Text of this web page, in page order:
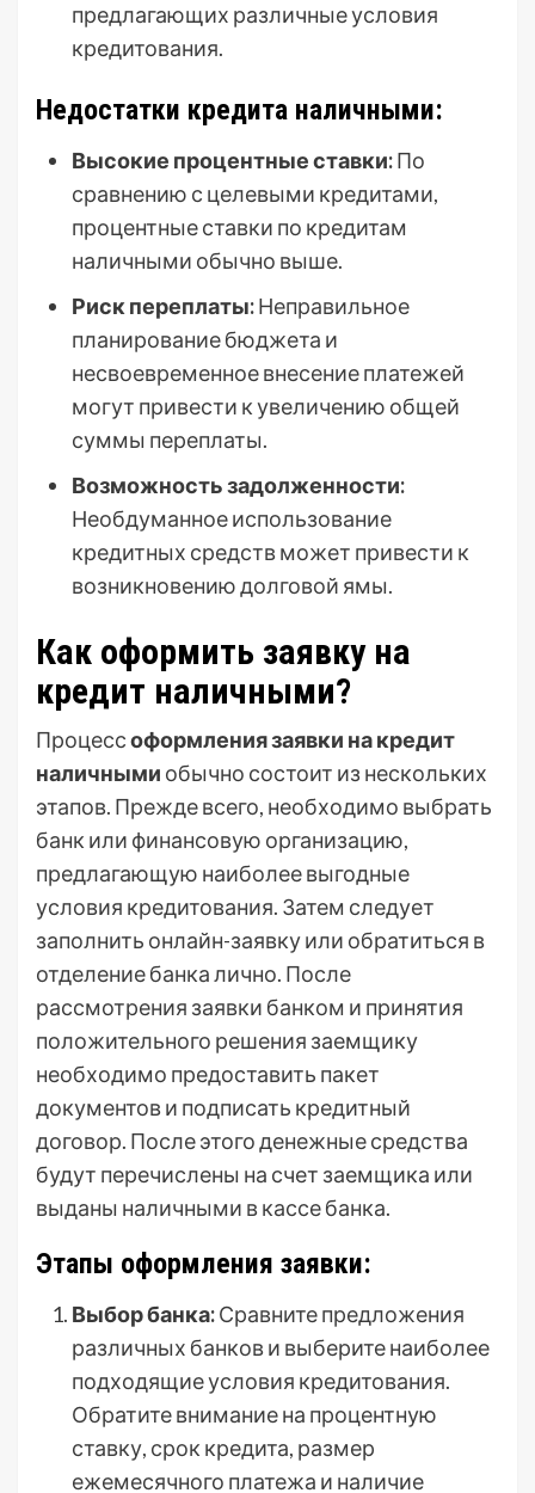
предлагающих различные условия
кредитования.
Недостатки кредита наличными:
Высокие процентные ставки:По
сравнению с целевыми кредитами,
процентные ставки по кредитам
наличными обычно выше.
Риск переплаты:Неправильное
планирование бюджета и
несвоевременное внесение платежей
могут привести к увеличению общей
суммы переплаты.
Возможность задолженности:
Необдуманное использование
кредитных средств может привести к
возникновению долговой ямы.
Как оформить заявку на
кредит наличными?
Процессоформления заявки на кредит
наличными обычно состоит из нескольких
этапов. Прежде всего, необходимо выбрать
банк или финансовую организацию,
предлагающую наиболее выгодные
условия кредитования. Затем следует
заполнить онлайн-заявку или обратиться в
отделение банка лично. После
рассмотрения заявки банком и принятия
положительного решения заемщику
необходимо предоставить пакет
документов и подписать кредитный
договор. После этого денежные средства
будут перечислены на счет заемщика или
выданы наличными в кассе банка.
Этапы оформления заявки:
Выбор банка:Сравните предложения
различных банков и выберите наиболее
подходящие условия кредитования.
Обратите внимание на процентную
ставку, срок кредита, размер
ежемесячного платежа и наличие